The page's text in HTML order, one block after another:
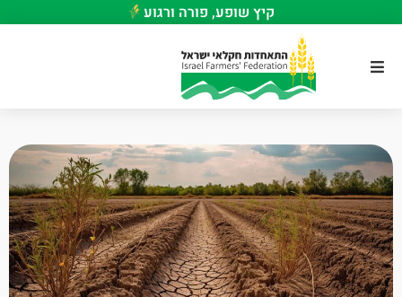
קיץ שופע, פורה ורגוע